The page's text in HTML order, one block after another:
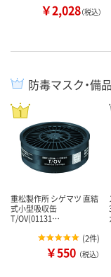
￥2,028（税込）
防毒マスク・備
重松製作所 シゲマツ 直結
式小型吸収缶
T/OV(01131…
(2件)
￥550 （税込）